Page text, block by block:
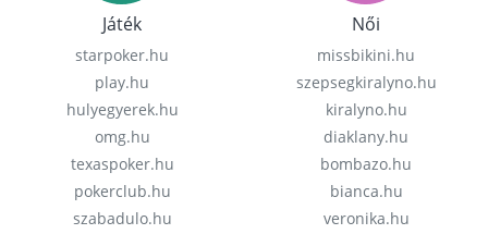
Játék
starpoker.hu
play.hu
hulyegyerek.hu
omg.hu
texaspoker.hu
pokerclub.hu
szabadulo.hu
Női
missbikini.hu
szepsegkiralyno.hu
kiralyno.hu
diaklany.hu
bombazo.hu
bianca.hu
veronika.hu